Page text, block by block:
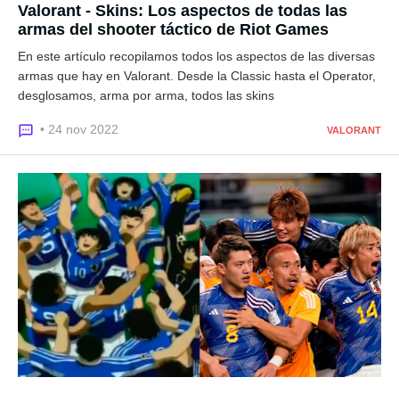
Valorant - Skins: Los aspectos de todas las
armas del shooter táctico de Riot Games
En este artículo recopilamos todos los aspectos de las diversas
armas que hay en Valorant. Desde la Classic hasta el Operator,
desglosamos, arma por arma, todos las skins
• 24 nov 2022 VALORANT